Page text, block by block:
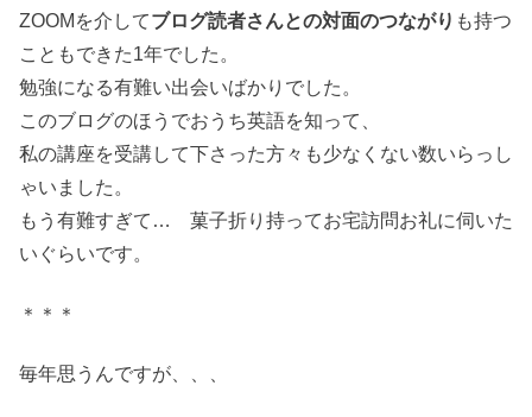
ZOOMを介してブログ読者さんとの対面のつながり も持つ
こともできた1年でした。
勉強になる有難い出会いばかりでした。
このブログのほうでおうち英語を知って、
私の講座を受講して下さった方々も少なくない数いらっし
ゃいました。
もう有難すぎて… 菓子折り持ってお宅訪問お礼に伺いた
いぐらいです。
＊＊＊
毎年思うんですが、、、